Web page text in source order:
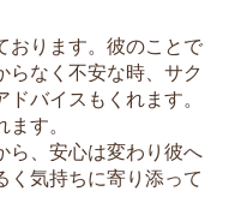
おります。彼のことで
らなく不安な時、サク
バイスもくれます。
す。
ら、安心は変わり彼へ
く気持ちに寄り添って